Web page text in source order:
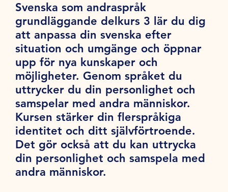
Svenska som andraspråk
grundläggande delkurs 3 lär du dig
att anpassa din svenska efter
situation och umgänge och öppnar
upp för nya kunskaper och
möjligheter. Genom språket du
uttrycker du din personlighet och
samspelar med andra människor.
Kursen stärker din flerspråkiga
identitet och ditt självförtroende.
Det gör också att du kan uttrycka
din personlighet och samspela med
andra människor.